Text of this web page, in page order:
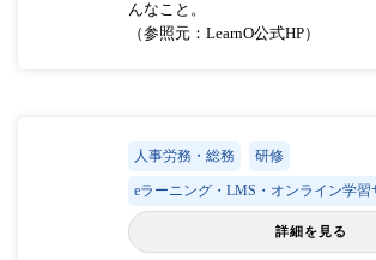
んなこと。
（参照元：LearnO公式HP）
人事労務・総務 研修
eラーニング・LMS・オンライン学習
詳細を見る